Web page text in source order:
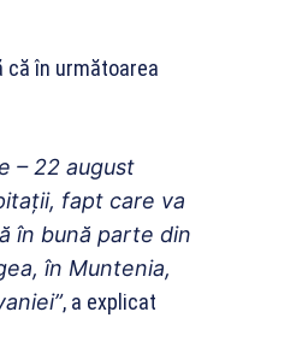
că în următoarea
– 22 august
fapt care va
în bună parte din
în Muntenia,
, a explicat